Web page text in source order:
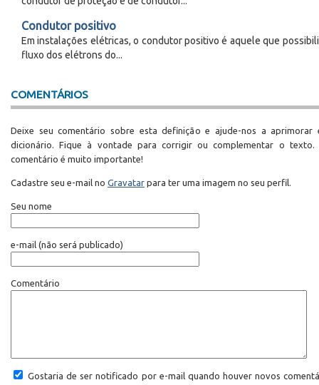
Condutor positivo
Em instalações elétricas, o condutor positivo é aquele que
fluxo dos elétrons do...
COMENTÁRIOS
Deixe seu comentário sobre esta definição e ajude-nos a aprimorar
dicionário. Fique à vontade para corrigir ou complementar o texto.
comentário é muito importante!
Cadastre seu e-mail no Gravatar para ter uma imagem no seu perfil.
Seu nome
e-mail (não será publicado)
Comentário
Gostaria de ser notificado por e-mail quando houver novos